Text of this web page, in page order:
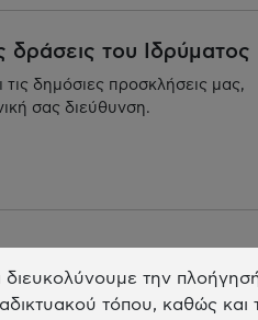
δράσεις του Ιδρύματος
τις δημόσιες προσκλήσεις μας,
σας διεύθυνση.
Το
την
τόπου, καθώς και